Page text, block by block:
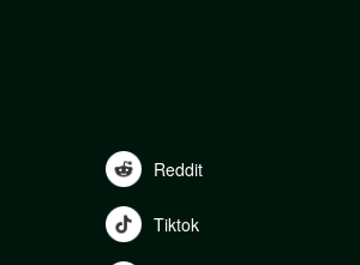
Reddit
Tiktok